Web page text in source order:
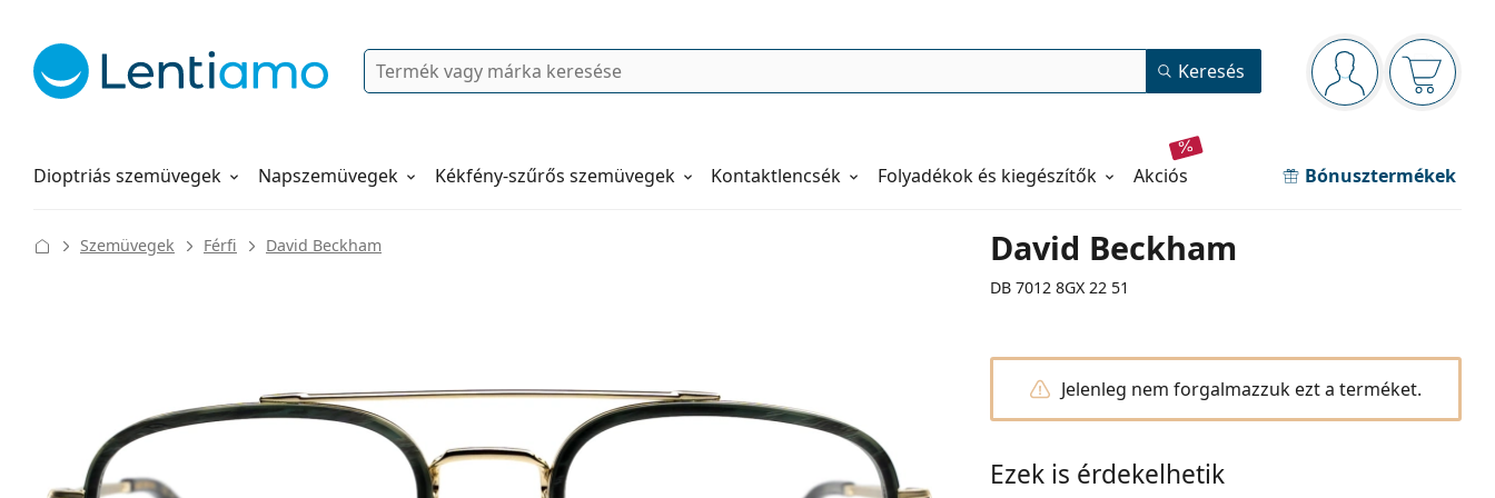
Navigációs panel
Bejelentkezve
Kosara
Keresés Keresés
Kontaktlencsék
Folyadékok
Dioptriás szemüvegek Napszemüvegek Kékfény-szűrős szemüvegek Folyadékok és kiegészítők akciós Bónusztermékek
Hogyan rendeljen
David Beckham
DB 7012 8GX 22 51
Szemüvegek Férfi David Beckham
Jelenleg nem forgalmazzuk ezt a terméket.
Ezek is érdekelhetik